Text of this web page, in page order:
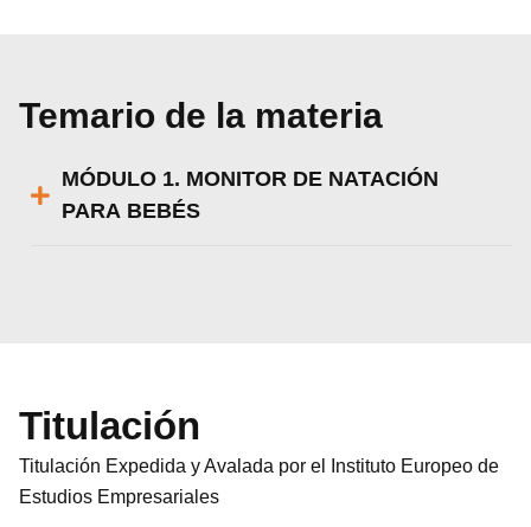
Temario de la materia
MÓDULO 1. MONITOR DE NATACIÓN
PARA BEBÉS
Titulación
Titulación Expedida y Avalada por el Instituto Europeo de
Estudios Empresariales